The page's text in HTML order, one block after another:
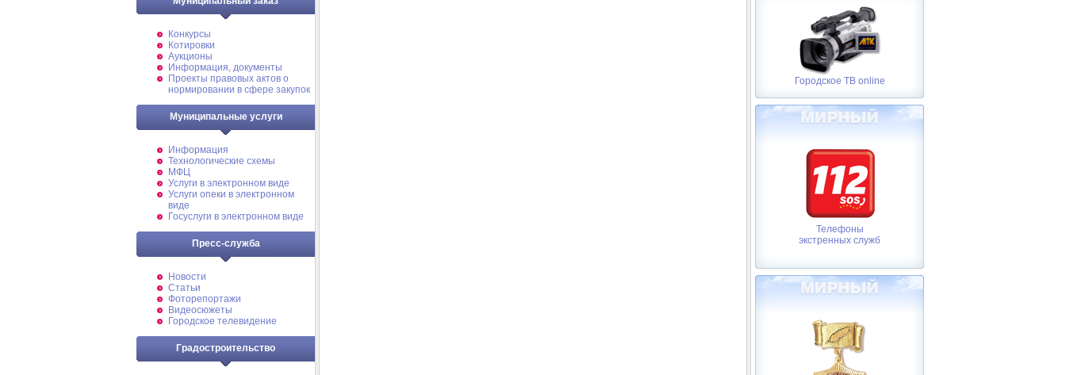
Конкурсы
Котировки
Аукционы
Информация, документы
Проекты правовых актов о
нормировании в сфере закупок
Муниципальные услуги
Информация
Технологические схемы
МФЦ
Услуги в электронном виде
Услуги опеки в электронном
виде
Госуслуги в электронном виде
Пресс-служба
Новости
Статьи
Фоторепортажи
Видеосюжеты
Городское телевидение
Градостроительство
Городское ТВ online
Телефоны
экстренных служб